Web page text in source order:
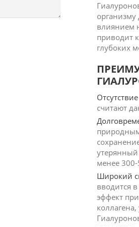
влиянием
приводит
глубоких
считают
природным
менее
Широкий
вводится
эффект